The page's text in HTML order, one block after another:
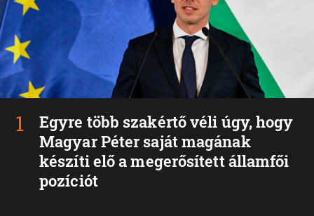
Egyre több szakértő véli úgy, hogy
Magyar Péter saját magának
készíti elő a megerősített államfői
pozíciót